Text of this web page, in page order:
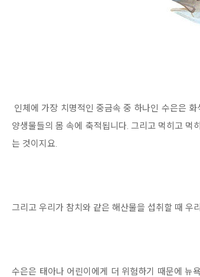
인체에 가장 치명적인 중금속 중 하나인 수은은
양생물들의 몸 속에 축적됩니다. 그리고 먹히고 먹
는 것이지요.
그리고 우리가 참치와 같은 해산물을 섭취할 때 우
수은은 태아나 어린이에게 더 위험하기 때문에 뉴